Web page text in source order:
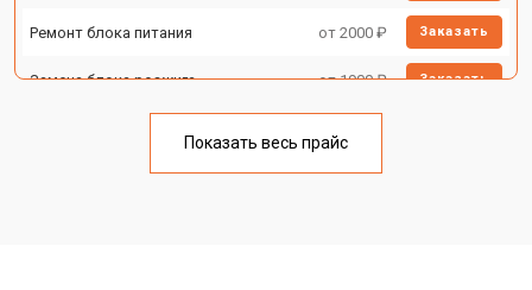
Ремонт блока питания от 2000 ₽ Заказать
Замена блока розжига от 1900 ₽ Заказать
Показать весь прайс